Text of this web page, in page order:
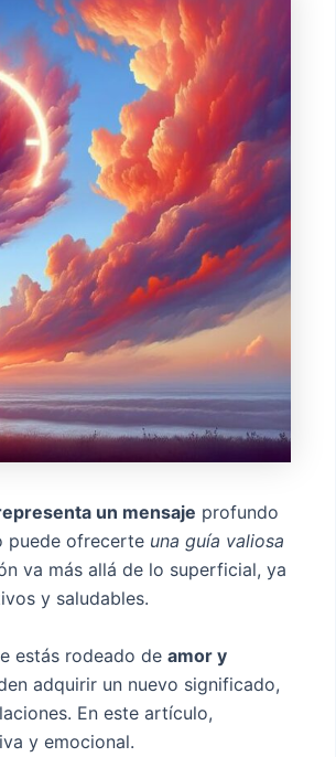
un mensaje profundo
puede ofrecerte una guía valiosa
va más allá de lo superficial, ya
y saludables.
estás rodeado de amor y
adquirir un nuevo significado,
En este artículo,
y emocional.